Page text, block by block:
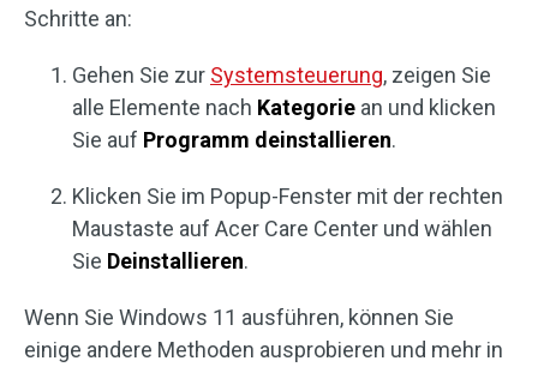
Schritte an:
Gehen Sie zur Systemsteuerung, zeigen Sie
alle Elemente nach Kategorie an und klicken
Sie auf Programm deinstallieren.
Klicken Sie im Popup-Fenster mit der rechten
Maustaste auf Acer Care Center und wählen
Sie Deinstallieren.
Wenn Sie Windows 11 ausführen, können Sie
einige andere Methoden ausprobieren und mehr in